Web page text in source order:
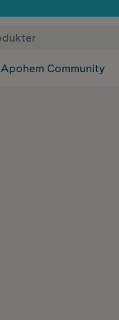
✓ Fri frakt
Apohem Community